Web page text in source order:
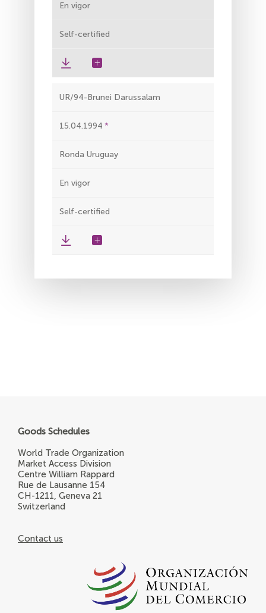
En vigor
Self-certified
UR/94-Brunei Darussalam
15.04.1994
Ronda Uruguay
En vigor
Self-certified
Goods Schedules
World Trade Organization
Market Access Division
Centre William Rappard
Rue de Lausanne 154
CH-1211, Geneva 21
Switzerland
Contact us